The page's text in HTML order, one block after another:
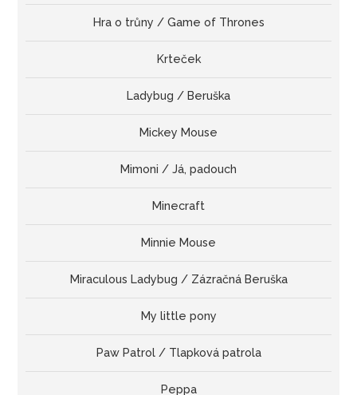
Hra o trůny / Game of Thrones
Krteček
Ladybug / Beruška
Mickey Mouse
Mimoni / Já, padouch
Minecraft
Minnie Mouse
Miraculous Ladybug / Zázračná Beruška
My little pony
Paw Patrol / Tlapková patrola
Peppa